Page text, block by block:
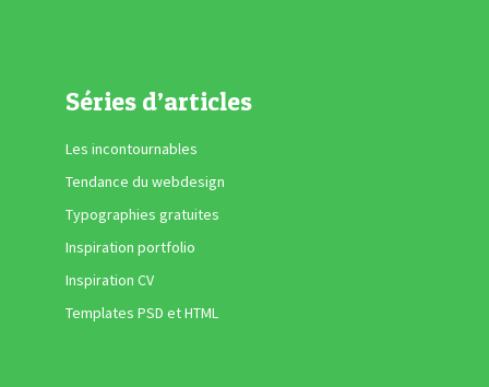
Séries d’articles
Les incontournables
Tendance du webdesign
Typographies gratuites
Inspiration portfolio
Inspiration CV
Templates PSD et HTML